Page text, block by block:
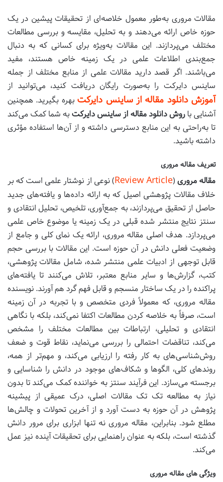
مقالات مروری به‌طور معمول خلاصه‌ای از تحقیقات پیشین در یک
حوزه خاص ارائه می‌دهند و به تحلیل، مقایسه و بررسی مطالعات
مختلف می‌پردازند. این مقالات به‌ویژه برای کسانی که به دنبال
جمع‌بندی اطلاعات علمی در یک زمینه خاص هستند، مفید
می‌باشند. اگر قصد دارید مقالات علمی از منابع مختلف از جمله
ساینس دایرکت را به‌صورت رایگان دریافت کنید، می‌توانید از
آموزش دانلود مقاله از ساینس دایرکتبهره بگیرید. همچنین
آشنایی با روش دانلود مقاله از ساینس دایرکتبه شما کمک می‌کند
تا به‌راحتی به این منابع دسترسی داشته و از آن‌ها استفاده مؤثری
داشته باشید.
تعریف مقاله مروری
مقاله مروری (
Review Article) نوعی از نوشتار علمی است که بر
خلاف مقالات پژوهشی اصیل که به ارائه داده‌ها و یافته‌های جدید
حاصل از تحقیق می‌پردازند، به جمع‌آوری، تلخیص، تحلیل انتقادی و
سنتز نتایج منتشر شده قبلی در یک زمینه یا موضوع خاص علمی
می‌پردازد. هدف اصلی مقاله مروری، ارائه یک نمای کلی و جامع از
وضعیت فعلی دانش در آن حوزه است. این مقالات با بررسی حجم
قابل توجهی از ادبیات علمی منتشر شده، شامل مقالات پژوهشی،
کتب، گزارش‌ها و سایر منابع معتبر، تلاش می‌کنند تا یافته‌های
پراکنده را در یک ساختار منسجم و قابل فهم گرد هم آورند. نویسنده
مقاله مروری، که معمولاً فردی متخصص و با تجربه در آن زمینه
است، صرفاً به خلاصه کردن مطالعات اکتفا نمی‌کند، بلکه با نگاهی
انتقادی و تحلیلی، ارتباطات بین مطالعات مختلف را مشخص
می‌کند، تناقضات احتمالی را بررسی می‌نماید، نقاط قوت و ضعف
روش‌شناسی‌های به کار رفته را ارزیابی می‌کند، و مهم‌تر از همه،
روندهای کلی، الگوها و شکاف‌های موجود در دانش را شناسایی و
برجسته می‌سازد. این فرآیند سنتز به خواننده کمک می‌کند تا بدون
نیاز به مطالعه تک تک مقالات اصلی، درک عمیقی از پیشینه
پژوهش در آن حوزه به دست آورد و از آخرین تحولات و چالش‌ها
مطلع شود. بنابراین، مقاله مروری نه تنها ابزاری برای مرور دانش
گذشته است، بلکه به عنوان راهنمایی برای تحقیقات آینده نیز عمل
می‌کند.
ویژگی های مقاله مروری